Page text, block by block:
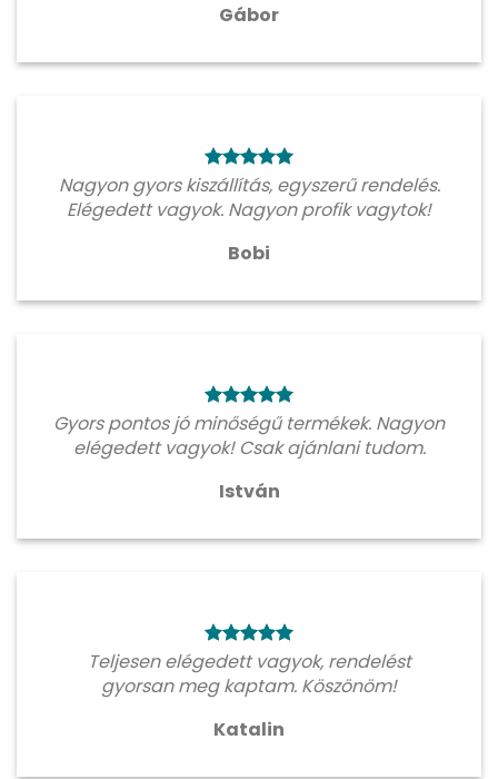
Gábor
Nagyon gyors kiszállítás, egyszerű rendelés.
Elégedett vagyok. Nagyon profik vagytok!
Bobi
Gyors pontos jó minőségű termékek. Nagyon
elégedett vagyok! Csak ajánlani tudom.
István
Teljesen elégedett vagyok, rendelést
gyorsan meg kaptam. Köszönöm!
Katalin